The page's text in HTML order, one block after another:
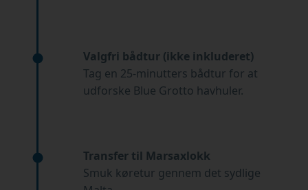
Valgfri bådtur (ikke inkluderet)
Tag en 25-minutters bådtur for at
udforske Blue Grotto havhuler.
Transfer til Marsaxlokk
Smuk køretur gennem det sydlige